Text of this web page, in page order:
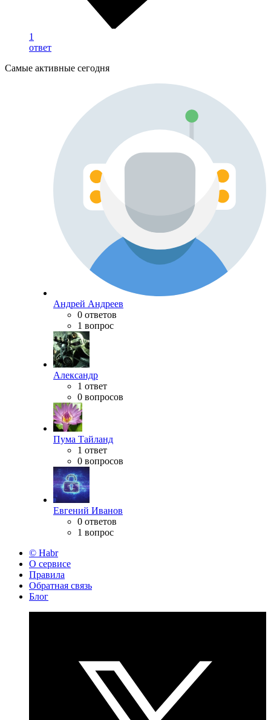
1
ответ
Самые активные сегодня
Андрей Андреев
0 ответов
1 вопрос
Александр
1 ответ
0 вопросов
Пума Тайланд
1 ответ
0 вопросов
Евгений Иванов
0 ответов
1 вопрос
© Habr
О сервисе
Правила
Обратная связь
Блог